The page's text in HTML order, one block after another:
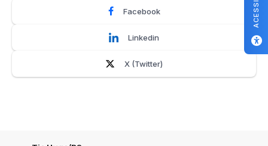
Facebook
Linkedin
X (Twitter)